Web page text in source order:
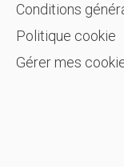
Conditions
Politique cookie
Gérer mes